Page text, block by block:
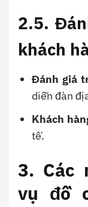
2.5.
khách
Đánh giá
diễn đàn
Khách
tế.
3. Các
vụ đồ